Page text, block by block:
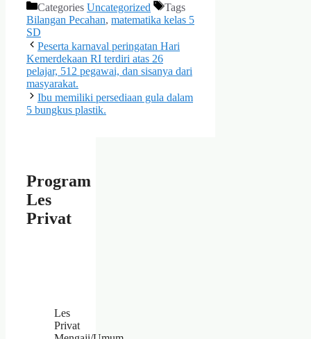
Categories Uncategorized
Tags
Bilangan Pecahan, matematika kelas 5
SD
Peserta karnaval peringatan Hari
Kemerdekaan RI terdiri atas 26
pelajar, 512 pegawai, dan sisanya dari
masyarakat.
Ibu memiliki persediaan gula dalam
5 bungkus plastik.
Program
Les
Privat
Les
Privat